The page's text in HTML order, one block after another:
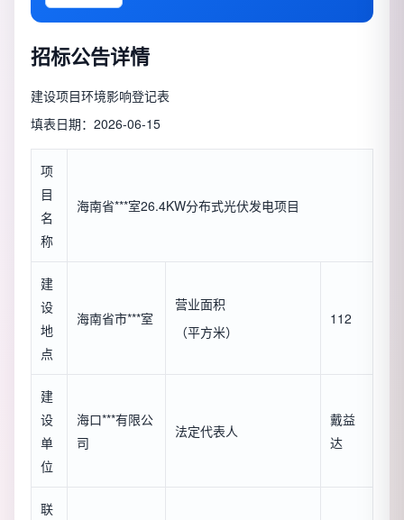
招标公告详情
建设项目环境影响登记表
填表日期：2026-06-15
项
目
名
称
海南省***室26.4KW分布式光伏发电项目
建
设
地
点
海南省市***室
营业面积
（平方米）
112
建
设
单
位
海口***有限公
司
法定代表人
戴益
达
联